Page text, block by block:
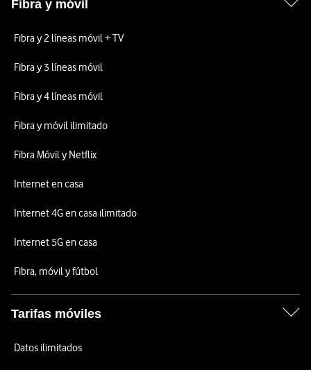
Fibra y móvil
Fibra y 2 líneas móvil + TV
Fibra y 3 líneas móvil
Fibra y 4 líneas móvil
Fibra y móvil ilimitado
Fibra Móvil y Netflix
Internet en casa
Internet 4G en casa ilimitado
Internet 5G en casa
Fibra, móvil y fútbol
Tarifas móviles
Datos ilimitados